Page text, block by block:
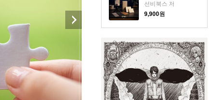
선비북스 저
9,900원